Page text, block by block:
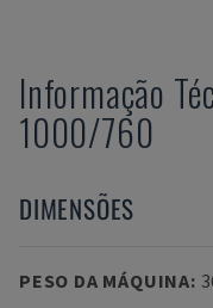
Informação
1000/760
DIMENSÕES
PESO DA MÁQUINA: